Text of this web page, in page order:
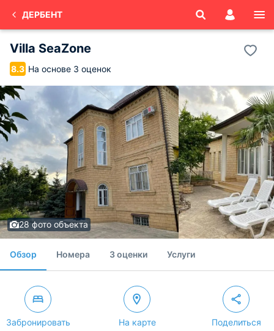
ДЕРБЕНТ
Villa SeaZone
8.3 На основе 3 оценок
28 фото объекта
Обзор Номера 3 оценки Услуги
Забронировать На карте Поделиться